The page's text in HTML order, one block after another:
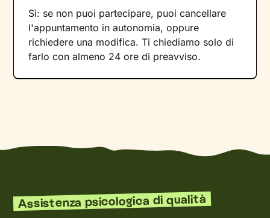
Sì: se non puoi partecipare, puoi cancellare
l'appuntamento in autonomia, oppure
richiedere una modifica. Ti chiediamo solo di
farlo con almeno 24 ore di preavviso.
Assistenza psicologica di qualità